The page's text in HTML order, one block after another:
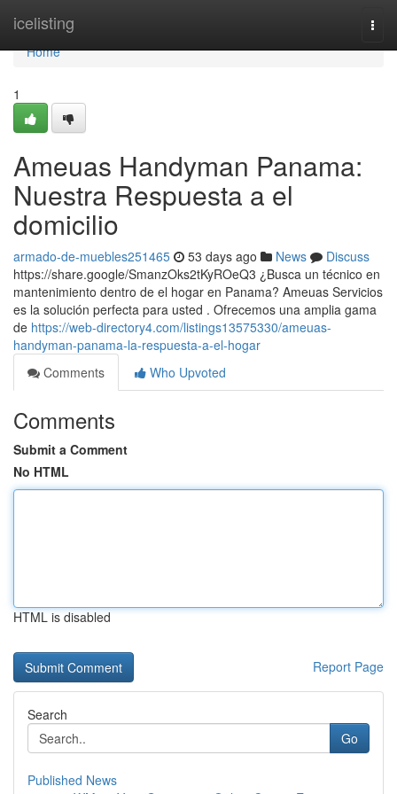
icelisting
Home
Home
1
Ameuas Handyman Panama:
Nuestra Respuesta a el
domicilio
armado-de-muebles251465 53 days ago News
Discuss
https://share.google/SmanzOks2tKyROeQ3 ¿Busca un técnico en
mantenimiento dentro de el hogar en Panama? Ameuas Servicios
es la solución perfecta para usted . Ofrecemos una amplia gama
de https://web-directory4.com/listings13575330/ameuas-
handyman-panama-la-respuesta-a-el-hogar
Comments
Who Upvoted
Comments
Submit a Comment
No HTML
HTML is disabled
Report Page
Search
Go
Published News